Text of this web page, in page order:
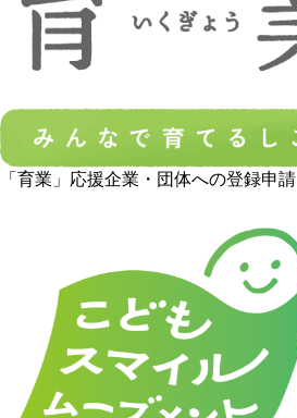
「育業」応援企業・団体への登録申請